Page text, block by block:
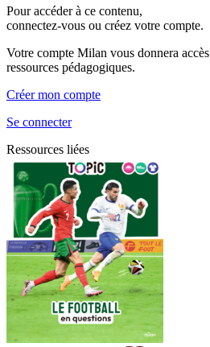
Pour accéder à ce contenu,
connectez-vous ou créez votre compte.
Votre compte Milan vous donnera accès
ressources pédagogiques.
Créer mon compte
Se connecter
Ressources liées